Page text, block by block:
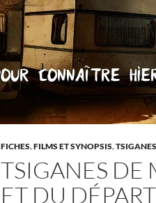
FICHES,FILMS ET SYNOPSIS,TSIGANES
TSIGANES DE
ET DU